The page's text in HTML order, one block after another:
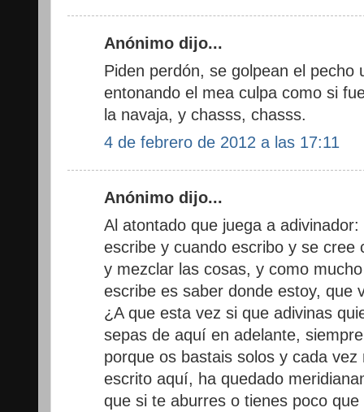
Anónimo dijo...
Piden perdón, se golpean el pecho
entonando el mea culpa como si
la navaja, y chasss, chasss.
4 de febrero de 2012 a las 17:11
Anónimo dijo...
Al atontado que juega a
escribe y cuando escribo y se cree
y mezclar las cosas, y como
escribe es saber donde estoy, que
¿A que esta vez si que adivinas
sepas de aquí en adelante,
porque os bastais solos y cada
escrito aquí, ha quedado
que si te aburres o tienes poco